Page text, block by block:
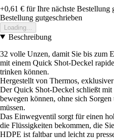
+0,61 € für Ihre nächste Bestellung
Bestellung gutgeschrieben
Loading...
Beschreibung
32 volle Unzen, damit Sie bis zum
mit einem Quick Shot-Deckel
trinken können.
Hergestellt von Thermos,
Der Quick Shot-Deckel schließt
bewegen können, ohne sich
müssen.
Das Einwegventil sorgt für einen
die Flüssigkeiten bekommen, die
HDPE ist faltbar und leicht zu